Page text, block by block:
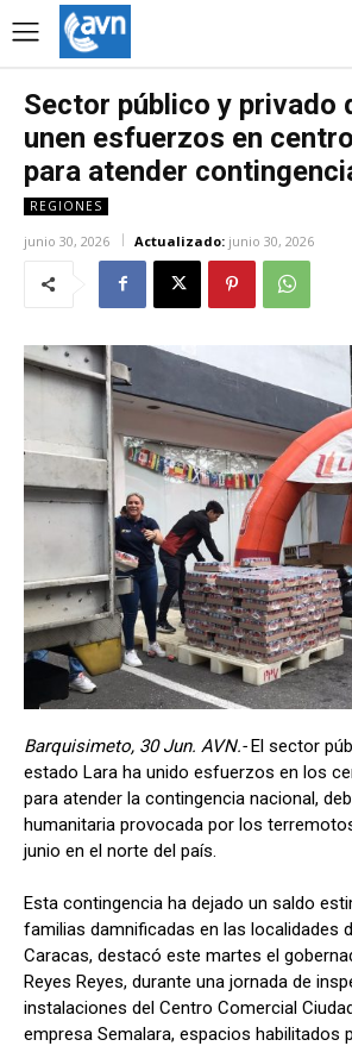
Sector público y privado
unen esfuerzos en
para atender
REGIONES
junio 30, 2026 Actualizado: junio 30, 2026
Barquisimeto, 30 Jun. AVN.-El sector
estado Lara ha unido esfuerzos en los
para atender la contingencia nacional,
humanitaria provocada por los
junio en el norte del país.
Esta contingencia ha dejado un saldo
familias damnificadas en las localidades
Caracas, destacó este martes el
Reyes Reyes, durante una jornada de
instalaciones del Centro Comercial
empresa Semalara, espacios habilitados